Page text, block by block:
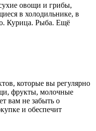
овощи и грибы,
в холодильнике, в
Курица. Рыба. Ещё
которые вы регулярно
фрукты, молочные
вам не забыть о
и обеспечит